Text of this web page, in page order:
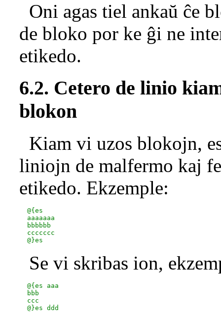
Oni agas tiel ankaŭ ĉe
de bloko por ke ĝi ne
etikedo.
6.2. Cetero de linio
blokon
Kiam vi uzos blokojn,
liniojn de malfermo kaj
etikedo. Ekzemple:
  @{es
  aaaaaaa
  bbbbbb
  ccccccc
Se vi skribas ion,
  @{es aaa
  bbb
  ccc